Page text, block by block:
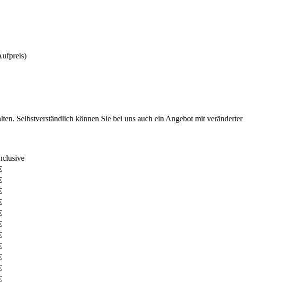
Selbstverständlich können Sie bei uns auch ein Angebot mit veränderter